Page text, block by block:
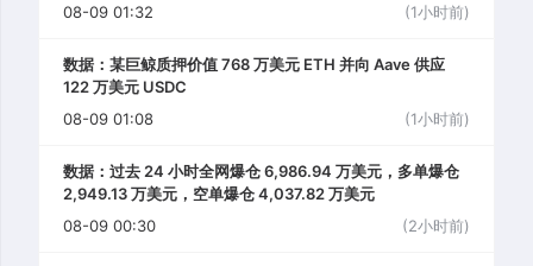
08-09 01:32
(1小时前)
数据：某巨鲸质押价值 768 万美元 ETH 并向 Aave 供应
122 万美元 USDC
08-09 01:08
(1小时前)
数据：过去 24 小时全网爆仓 6,986.94 万美元，多单爆仓
2,949.13 万美元，空单爆仓 4,037.82 万美元
08-09 00:30
(2小时前)